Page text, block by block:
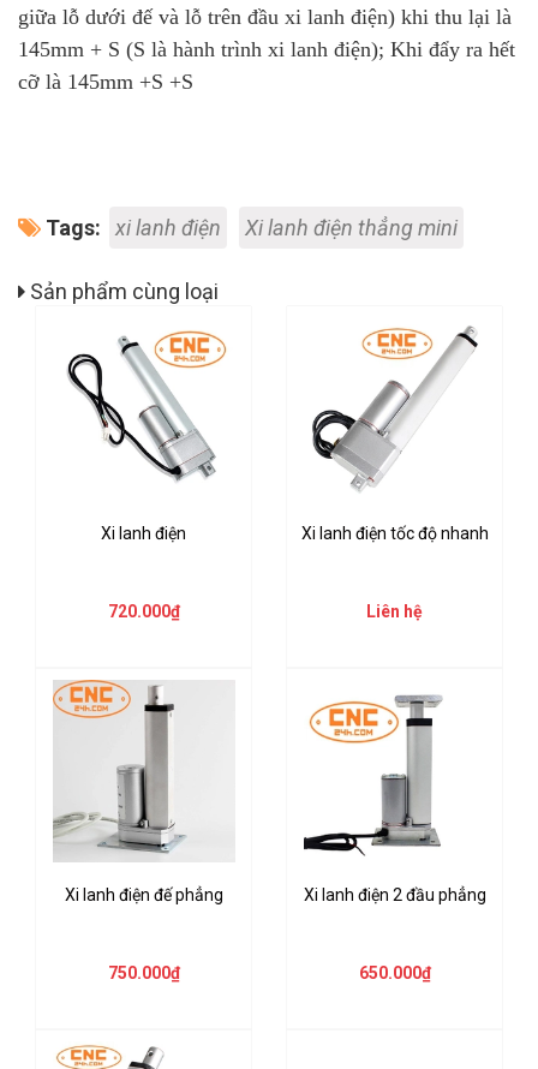
giữa lỗ dưới đế và lỗ trên đầu xi lanh điện) khi thu lại là
145mm + S (S là hành trình xi lanh điện); Khi đẩy ra hết
cỡ là 145mm +S +S
Tags: xi lanh điện Xi lanh điện thẳng mini
Sản phẩm cùng loại
Xi lanh điện
720.000₫
Xi lanh điện tốc độ nhanh
Liên hệ
Xi lanh điện đế phẳng
750.000₫
Xi lanh điện 2 đầu phẳng
650.000₫